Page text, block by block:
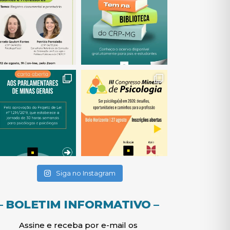
(abre em nova janela) (abre em nova janela)
Siga no Instagram(abre em nova janela)
BOLETIM INFORMATIVO –
Assine e receba por e-mail os